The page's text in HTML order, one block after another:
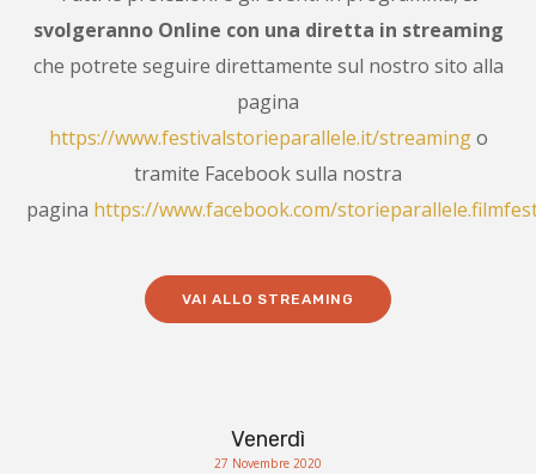
svolgeranno Online con una diretta in streaming
che potrete seguire direttamente sul nostro sito alla
pagina
https://www.festivalstorieparallele.it/streamingo
tramite Facebook sulla nostra
pagina https://www.facebook.com/
VAI ALLO STREAMING
Venerdì
27 Novembre 2020